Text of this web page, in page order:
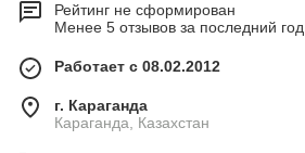
Рейтинг не сформирован
Менее 5 отзывов за последний год
Работает с 08.02.2012
г. Караганда
Караганда, Казахстан